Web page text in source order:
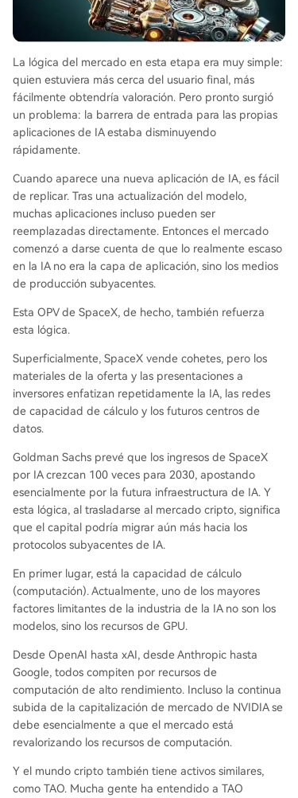
La lógica del mercado en esta etapa era muy simple:
quien estuviera más cerca del usuario final, más
fácilmente obtendría valoración. Pero pronto surgió
un problema: la barrera de entrada para las propias
aplicaciones de IA estaba disminuyendo
rápidamente.
Cuando aparece una nueva aplicación de IA, es fácil
de replicar. Tras una actualización del modelo,
muchas aplicaciones incluso pueden ser
reemplazadas directamente. Entonces el mercado
comenzó a darse cuenta de que lo realmente escaso
en la IA no era la capa de aplicación, sino los medios
de producción subyacentes.
Esta OPV de SpaceX, de hecho, también refuerza
esta lógica.
Superficialmente, SpaceX vende cohetes, pero los
materiales de la oferta y las presentaciones a
inversores enfatizan repetidamente la IA, las redes
de capacidad de cálculo y los futuros centros de
datos.
Goldman Sachs prevé que los ingresos de SpaceX
por IA crezcan 100 veces para 2030, apostando
esencialmente por la futura infraestructura de IA. Y
esta lógica, al trasladarse al mercado cripto, significa
que el capital podría migrar aún más hacia los
protocolos subyacentes de IA.
En primer lugar, está la capacidad de cálculo
(computación). Actualmente, uno de los mayores
factores limitantes de la industria de la IA no son los
modelos, sino los recursos de GPU.
Desde OpenAI hasta xAI, desde Anthropic hasta
Google, todos compiten por recursos de
computación de alto rendimiento. Incluso la continua
subida de la capitalización de mercado de NVIDIA se
debe esencialmente a que el mercado está
revalorizando los recursos de computación.
Y el mundo cripto también tiene activos similares,
como TAO. Mucha gente ha entendido a TAO